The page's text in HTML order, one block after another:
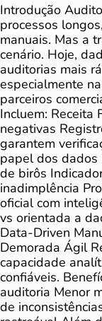
Introdução
processos
manuais. Mas a
cenário. Hoje,
auditorias mais
especialmente
parceiros
Incluem: Receita
negativas
garantem
papel dos dados
de birôs
inadimplência
oficial com
vs orientada a
Data-Driven
Demorada Ágil
capacidade
confiáveis.
auditoria Menor
de